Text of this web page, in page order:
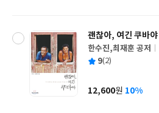
괜찮아, 여긴 쿠바야
글
쓴
한수진,최재훈 공저
출
사
평 9(2)
가
12,600원 10%